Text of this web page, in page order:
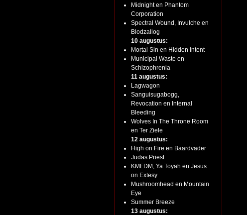
Midnight en Phantom
Corporation
Spectral Wound, Invulche en
Blodzallog
10 augustus:
Mortal Sin en Hidden Intent
Municipal Waste en
Schizophrenia
11 augustus:
Lagwagon
Sanguisugabogg,
Revocation en Internal
Bleeding
Wolves In The Throne Room
en Ter Ziele
12 augustus:
High on Fire en Baardvader
Judas Priest
KMFDM, Ya Toyah en Jesus
on Extesy
Mushroomhead en Mountain
Eye
Summer Breeze
13 augustus: